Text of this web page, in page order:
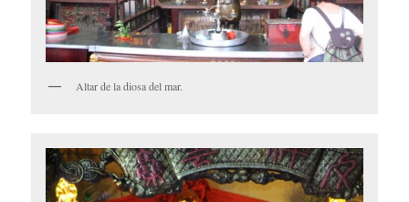
Altar de la diosa del mar.